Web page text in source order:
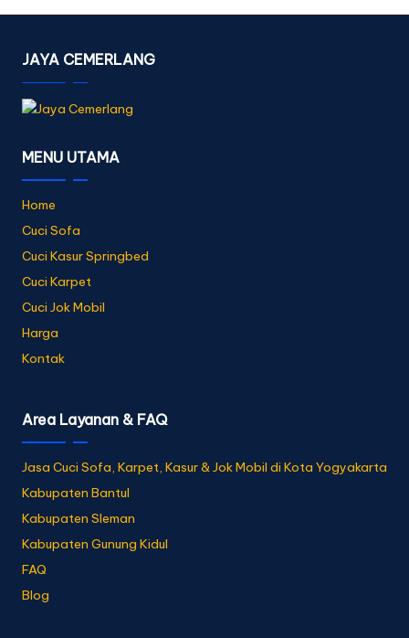
JAYA CEMERLANG
MENU UTAMA
Home
Cuci Sofa
Cuci Kasur Springbed
Cuci Karpet
Cuci Jok Mobil
Harga
Kontak
Area Layanan & FAQ
Jasa Cuci Sofa, Karpet, Kasur & Jok Mobil di Kota Yogyakarta
Kabupaten Bantul
Kabupaten Sleman
Kabupaten Gunung Kidul
FAQ
Blog